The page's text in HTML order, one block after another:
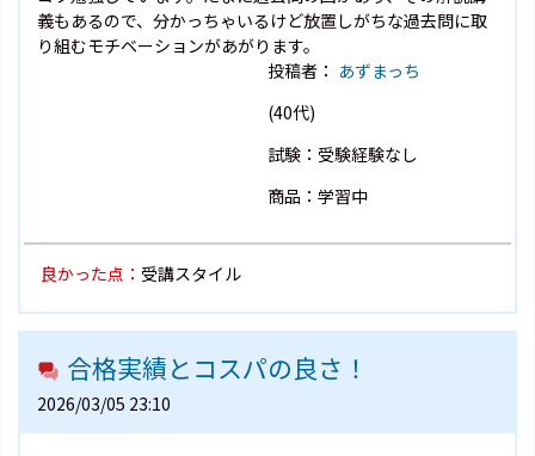
義もあるので、分かっちゃいるけど放置しがちな過去問に取
り組むモチベーションがあがります。
投稿者： あずまっち
(40代)
試験：受験経験なし
商品：学習中
良かった点： 受講スタイル
合格実績とコスパの良さ！
2026/03/05 23:10